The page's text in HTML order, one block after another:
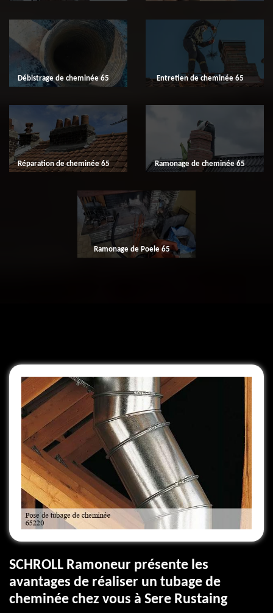
Débistrage de cheminée 65 Entretien de cheminée 65
Réparation de cheminée 65 Ramonage de cheminée 65
Ramonage de Poele 65
SCHROLL Ramoneur présente les
avantages de réaliser un tubage de
cheminée chez vous à Sere Rustaing